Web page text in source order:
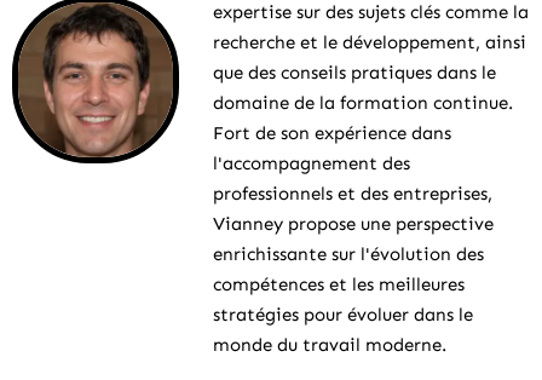
expertise sur des sujets clés comme la
recherche et le développement, ainsi
que des conseils pratiques dans le
domaine de la formation continue.
Fort de son expérience dans
l'accompagnement des
professionnels et des entreprises,
Vianney propose une perspective
enrichissante sur l'évolution des
compétences et les meilleures
stratégies pour évoluer dans le
monde du travail moderne.